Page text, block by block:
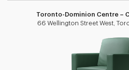
Toronto-Dominion Centre –
66 Wellington Street West,